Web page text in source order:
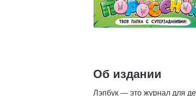
Об издании
Лэпбук — это журнал для